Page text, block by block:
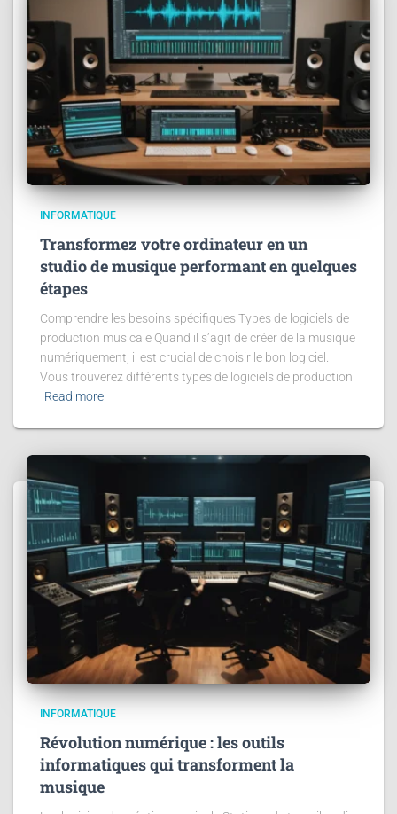
INFORMATIQUE
Transformez votre ordinateur en un
studio de musique performant en quelques
étapes
Comprendre les besoins spécifiques Types de logiciels de
production musicale Quand il s’agit de créer de la musique
numériquement, il est crucial de choisir le bon logiciel.
Vous trouverez différents types de logiciels de production
Read more
INFORMATIQUE
Révolution numérique : les outils
informatiques qui transforment la
musique